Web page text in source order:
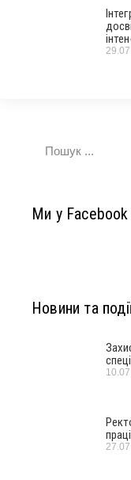
Ми у Facebook
Новини та